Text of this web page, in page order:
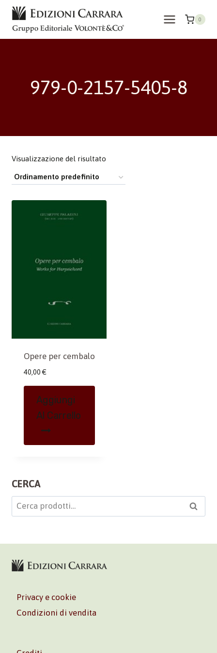
Salta
contenuto
0
979-0-2157-5405-8
Visualizzazione del risultato
Opere per cembalo
40,00 €
Aggiungi
Al Carrello
CERCA
Cerca: Cerca
Privacy e cookie
Condizioni di vendita